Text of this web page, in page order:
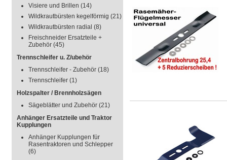
Visiere und Brillen (14)
Wildkrautbürsten kegelförmig (21)
Wildkrautbürsten radial (8)
Freischneider Ersatzteile +
Zubehör (45)
Trennschleifer u. Z/ubehör
Trennschleifer - Zubehör (18)
Trennschleifer (1)
Holzspalter / Brennholzsägen
Sägeblätter und Zubehör (21)
Anhänger Ersatzteile und Traktor
Kupplungen
Anhänger Kupplungen für
Rasentraktoren und Schlepper
(6)